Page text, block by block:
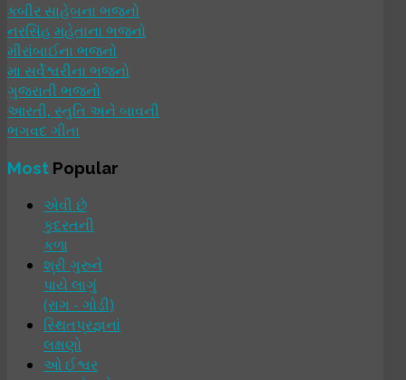
કબીર સાહેબના ભજનો
નરસિંહ મહેતાના ભજનો
મીરાંબાઈના ભજનો
મા સર્વેશ્વરીના ભજનો
ગુજરાતી ભજનો
આરતી, સ્તુતિ અને બાવની
ભગવદ ગીતા
Most Popular
એવી છે
કુદરતની
કળા
શ્રી ગુરુને
પાયે લાગું
(રાગ - ગોડી)
સ્થિતપ્રજ્ઞનાં
લક્ષણો
ઓ ઈશ્વર